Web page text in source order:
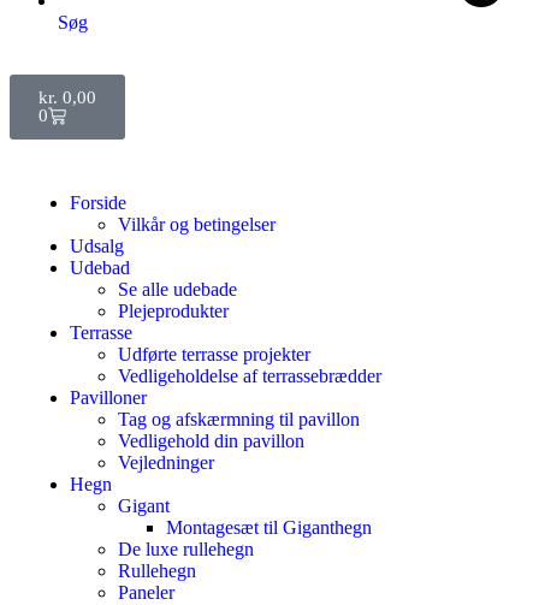
Søg
kr. 0,00
0
Forside
Vilkår og betingelser
Udsalg
Udebad
Se alle udebade
Plejeprodukter
Terrasse
Udførte terrasse projekter
Vedligeholdelse af terrassebrædder
Pavilloner
Tag og afskærmning til pavillon
Vedligehold din pavillon
Vejledninger
Hegn
Gigant
Montagesæt til Giganthegn
De luxe rullehegn
Rullehegn
Paneler